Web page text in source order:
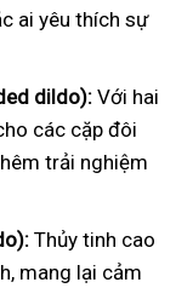
ai yêu thích sự
dildo): Với hai
các cặp đôi
trải nghiệm
Thủy tinh cao
mang lại cảm